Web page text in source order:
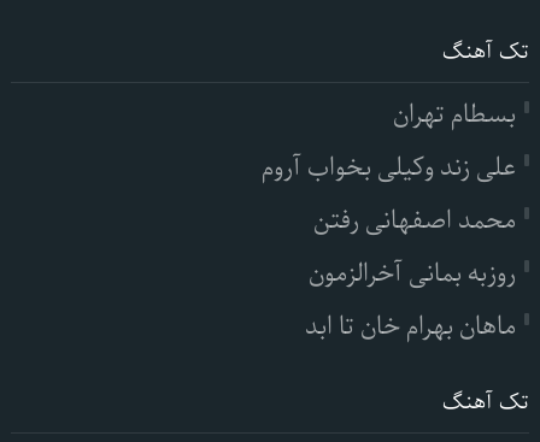
تک آهنگ
بسطام تهران
علی زند وکیلی بخواب آروم
محمد اصفهانی رفتن
روزبه بمانی آخرالزمون
ماهان بهرام خان تا ابد
تک آهنگ